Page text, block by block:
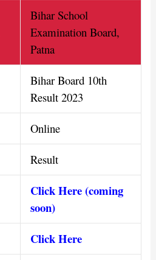
Bihar School
Examination Board,
Patna
Bihar Board 10th
Result 2023
Online
Result
Click Here (coming
soon)
Click Here